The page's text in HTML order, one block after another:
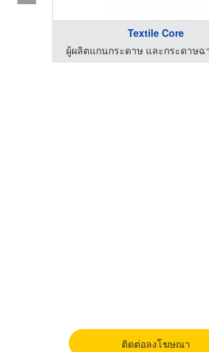
Textile Core
ผู้ผลิตแกนกระดาษ และกระดาษฉ
ติดต่อลงโฆษณา